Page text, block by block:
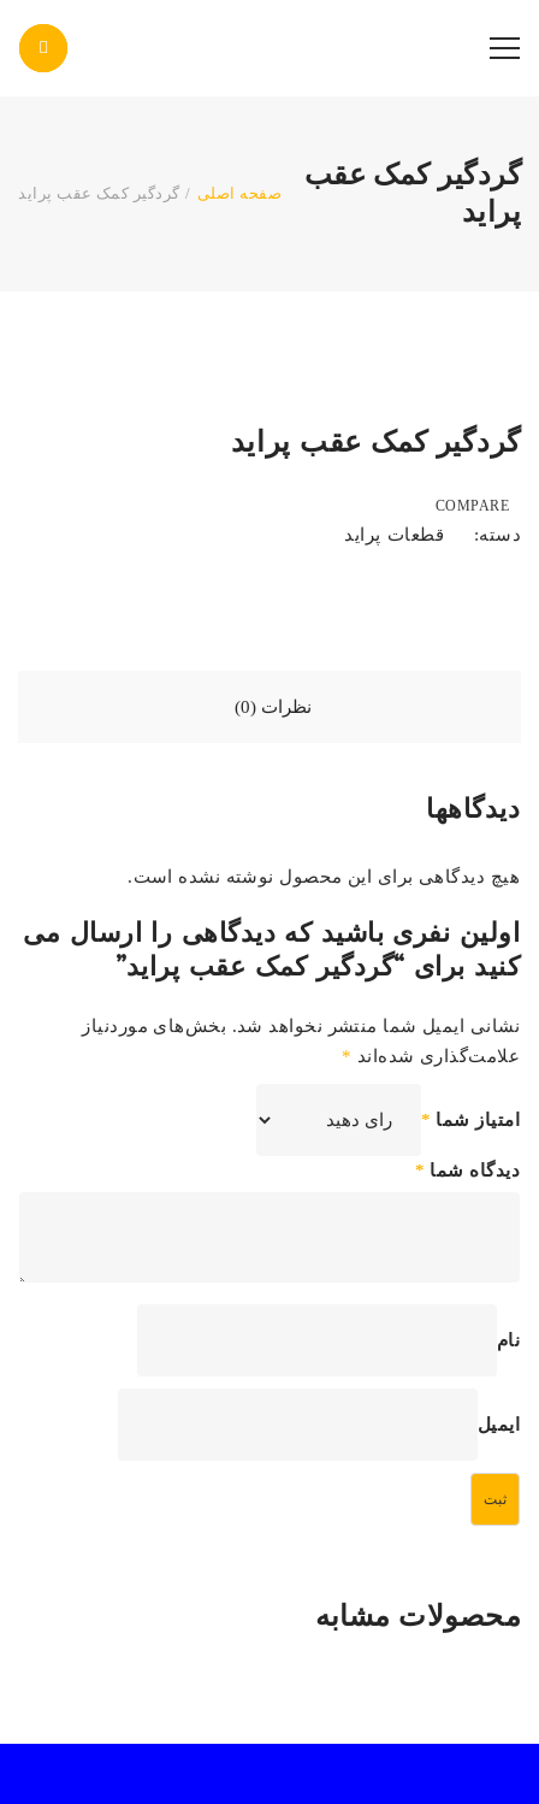
گردگیر کمک عقب
پراید
صفحه اصلی / گردگیر کمک عقب پراید
گردگیر کمک عقب پراید
COMPARE
دسته: قطعات پراید
نظرات (0)
دیدگاهها
هیچ دیدگاهی برای این محصول نوشته نشده است.
اولین نفری باشید که دیدگاهی را ارسال می
کنید برای “گردگیر کمک عقب پراید”
نشانی ایمیل شما منتشر نخواهد شد. بخش‌های موردنیاز
علامت‌گذاری شده‌اند *
امتیاز شما *
دیدگاه شما *
نام
ایمیل
محصولات مشابه